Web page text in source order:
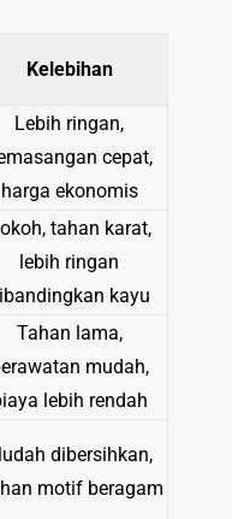
Kelebihan
Lebih ringan,
cepat,
harga ekonomis
tahan karat,
lebih ringan
kayu
Tahan lama,
mudah,
lebih rendah
dibersihkan,
motif beragam